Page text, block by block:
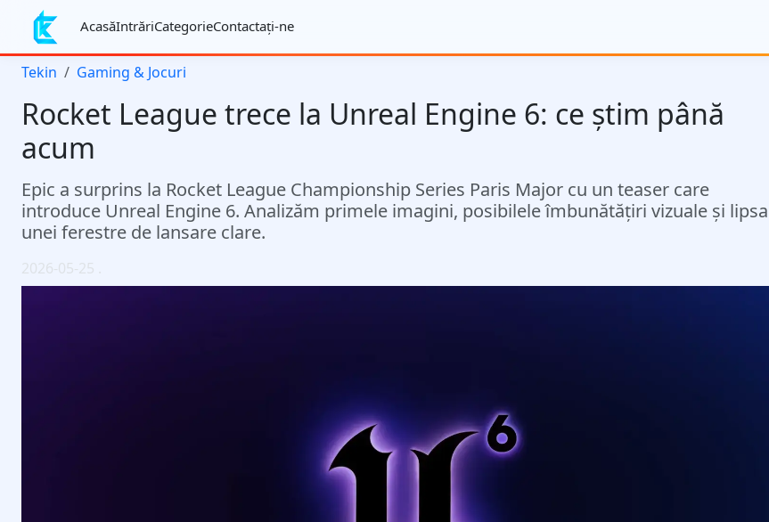
AcasăIntrăriCategorieContactaţi-ne
Tekin Gaming & Jocuri
Rocket League trece la Unreal Engine 6: ce știm până
acum
Epic a surprins la Rocket League Championship Series Paris Major cu un teaser care
introduce Unreal Engine 6. Analizăm primele imagini, posibilele îmbunătățiri vizuale și lipsa
unei ferestre de lansare clare.
2026-05-25 .